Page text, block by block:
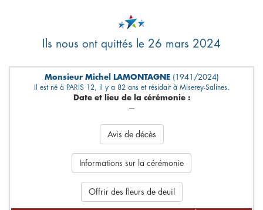
Ils nous ont quittés le 26 mars 2024
Monsieur Michel LAMONTAGNE (1941/2024)
Il est né à PARIS 12, il y a 82 ans et résidait à Miserey-Salines.
Date et lieu de la cérémonie :
---
Avis de décès
Informations sur la cérémonie
Offrir des fleurs de deuil